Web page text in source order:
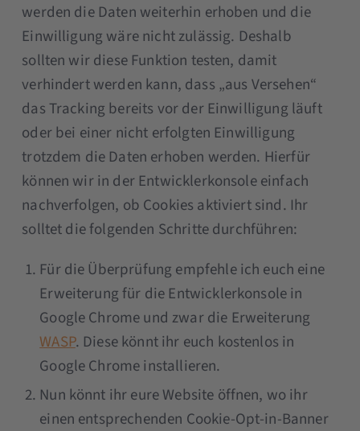
werden die Daten weiterhin erhoben und die
Einwilligung wäre nicht zulässig. Deshalb
sollten wir diese Funktion testen, damit
verhindert werden kann, dass „aus Versehen“
das Tracking bereits vor der Einwilligung läuft
oder bei einer nicht erfolgten Einwilligung
trotzdem die Daten erhoben werden. Hierfür
können wir in der Entwicklerkonsole einfach
nachverfolgen, ob Cookies aktiviert sind. Ihr
solltet die folgenden Schritte durchführen:
Für die Überprüfung empfehle ich euch eine
Erweiterung für die Entwicklerkonsole in
Google Chrome und zwar die Erweiterung
WASP. Diese könnt ihr euch kostenlos in
Google Chrome installieren.
Nun könnt ihr eure Website öffnen, wo ihr
einen entsprechenden Cookie-Opt-in-Banner